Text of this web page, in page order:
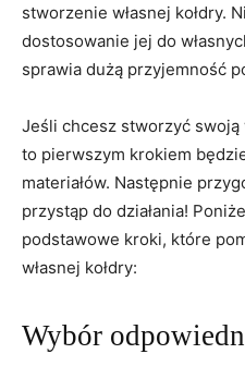
stworzenie własnej kołdry.
dostosowanie jej do
sprawia dużą przyjemność
Jeśli chcesz stworzyć swoją
to ⁢pierwszym krokiem
materiałów.⁣ Następnie
przystąp do działania!
podstawowe kroki, które
własnej kołdry:
Wybór⁤